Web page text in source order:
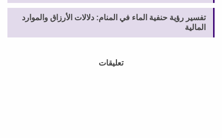
تفسير رؤية حنفية الماء في المنام: دلالات الأرزاق والموارد
المالية
تعليقات